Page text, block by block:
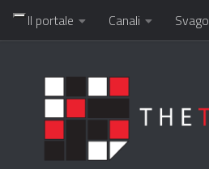
Salta al contenuto
Il portale Canali Svago